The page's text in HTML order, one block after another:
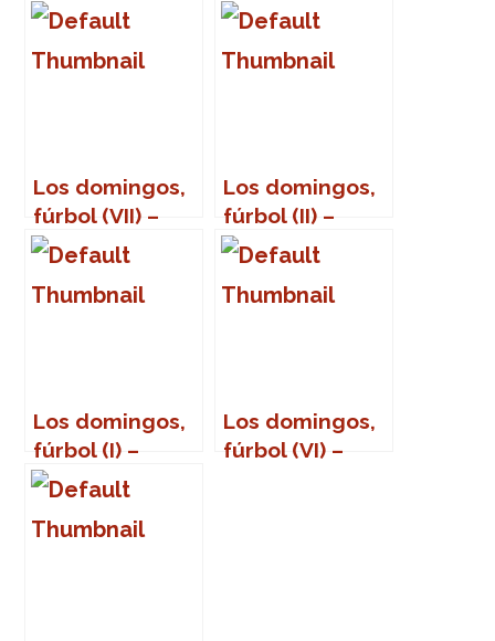
Los domingos,
fúrbol (VII) –
George Weah
Los domingos,
fúrbol (II) –
Mágico
Los domingos,
fúrbol (I) –
George Best
Los domingos,
fúrbol (VI) –